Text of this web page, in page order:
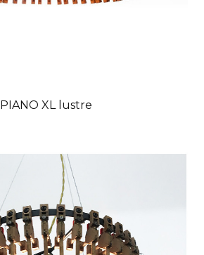
PIANO XL lustre